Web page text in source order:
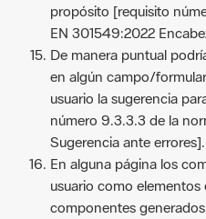
propósito [requisito
EN 301549:2022
De manera puntual
en algún campo/
usuario la sugerencia
número 9.3.3.3 de la
Sugerencia ante errores].
En alguna página los
usuario como
componentes